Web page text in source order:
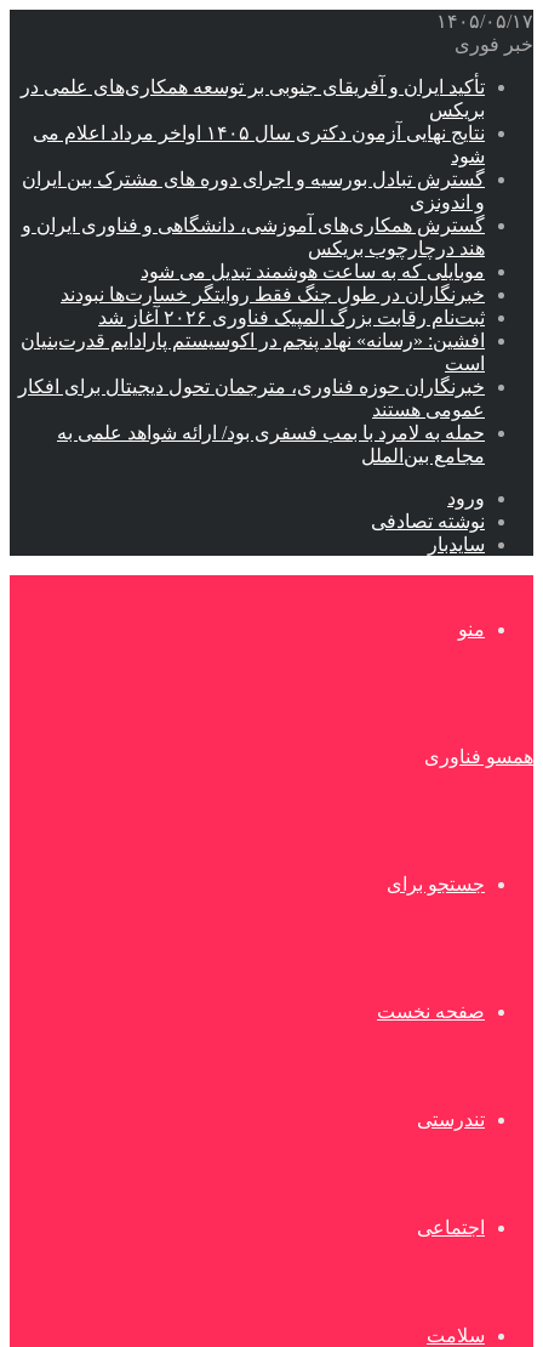
۱۴۰۵/۰۵/۱۷
خبر فوری
تأکید ایران و آفریقای جنوبی بر توسعه همکاری‌های علمی در
بریکس
نتایج نهایی آزمون دکتری سال ۱۴۰۵ اواخر مرداد اعلام می
شود
گسترش تبادل بورسیه و اجرای دوره های مشترک بین ایران
و اندونزی
گسترش همکاری‌های آموزشی، دانشگاهی و فناوری ایران و
هند درچارچوب بریکس
موبایلی که به ساعت هوشمند تبدیل می شود
خبرنگاران در طول جنگ فقط روایتگر خسارت‌ها نبودند
ثبت‌نام رقابت بزرگ المپیک فناوری ۲۰۲۶ آغاز شد
افشین: «رسانه» نهاد پنجم در اکوسیستم پارادایم قدرت‌بنیان
است
خبرنگاران حوزه فناوری، مترجمان تحول دیجیتال برای افکار
عمومی هستند
حمله به لامرد با بمب فسفری بود/ ارائه شواهد علمی به
مجامع بین‌الملل
ورود
نوشته تصادفی
سایدبار
منو
همسو فناوری
جستجو برای
صفحه نخست
تندرستی
اجتماعی
سلامت